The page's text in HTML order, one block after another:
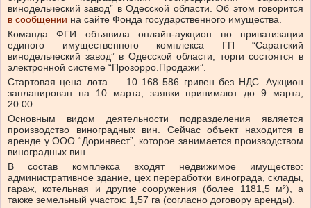
винодельческий завод” в Одесской области. Об этом говорится
в сообщении на сайте Фонда государственного имущества.
Команда ФГИ объявила онлайн-аукцион по приватизации
единого имущественного комплекса ГП “Саратский
винодельческий завод” в Одесской области, торги состоятся в
электронной системе “Прозорро.Продажи”.
Стартовая цена лота — 10 168 586 гривен без НДС. Аукцион
запланирован на 10 марта, заявки принимают до 9 марта,
20:00.
Основным видом деятельности подразделения является
производство виноградных вин. Сейчас объект находится в
аренде у ООО “Доринвест”, которое занимается производством
виноградных вин.
В состав комплекса входят недвижимое имущество:
административное здание, цех переработки винограда, склады,
гараж, котельная и другие сооружения (более 1181,5 м²), а
также земельный участок: 1,57 га (согласно договору аренды).